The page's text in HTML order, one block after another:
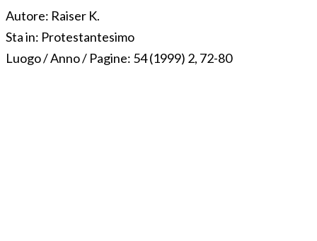
Autore: Raiser K.
Sta in: Protestantesimo
Luogo / Anno / Pagine: 54 (1999) 2, 72-80